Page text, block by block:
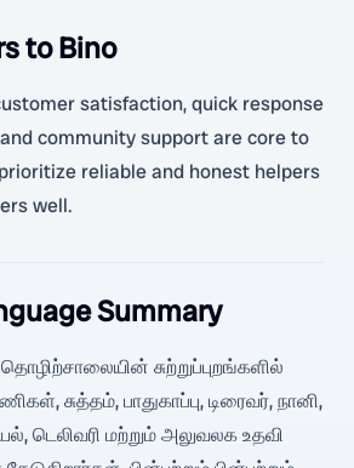
to Bino
satisfaction, quick response
community support are core to
reliable and honest helpers
well.
Summary
சுற்றுப்புறங்களில்
சுத்தம், பாதுகாப்பு, டிரைவர், நானி,
டெலிவரி மற்றும் அலுவலக உதவி